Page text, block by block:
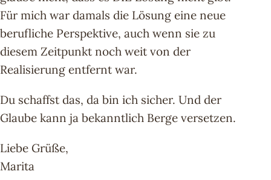
Für mich war damals die Lösung eine neue
berufliche Perspektive, auch wenn sie zu
diesem Zeitpunkt noch weit von der
Realisierung entfernt war.
Du schaffst das, da bin ich sicher. Und der
Glaube kann ja bekanntlich Berge versetzen.
Liebe Grüße,
Marita